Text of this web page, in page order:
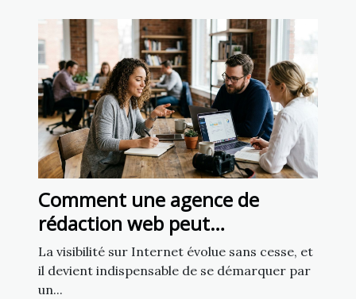
Comment une agence de
rédaction web peut
transformer votre présence en
ligne
La visibilité sur Internet évolue sans cesse, et
il devient indispensable de se démarquer par
un...